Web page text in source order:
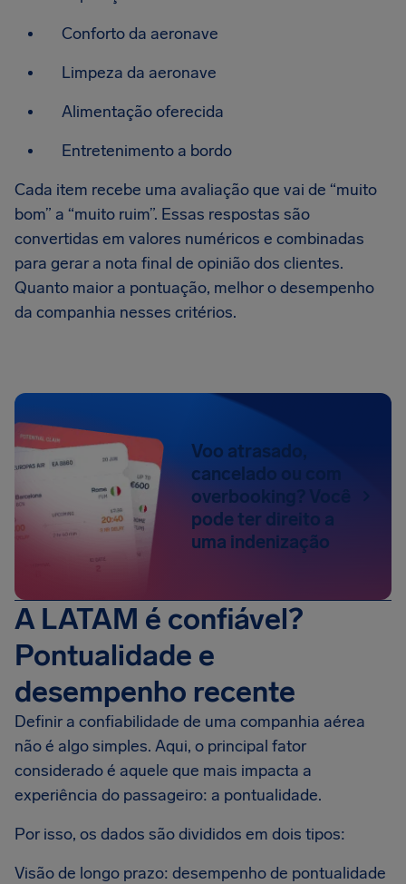
Conforto da aeronave
Limpeza da aeronave
Alimentação oferecida
Entretenimento a bordo
Cada item recebe uma avaliação que vai de “muito
bom” a “muito ruim”. Essas respostas são
convertidas em valores numéricos e combinadas
para gerar a nota final de opinião dos clientes.
Quanto maior a pontuação, melhor o desempenho
da companhia nesses critérios.
Voo atrasado,
cancelado ou com
overbooking? Você
pode ter direito a
uma indenização
A LATAM é confiável?
Pontualidade e
desempenho recente
Definir a confiabilidade de uma companhia aérea
não é algo simples. Aqui, o principal fator
considerado é aquele que mais impacta a
experiência do passageiro: a pontualidade.
Por isso, os dados são divididos em dois tipos:
Visão de longo prazo: desempenho de pontualidade